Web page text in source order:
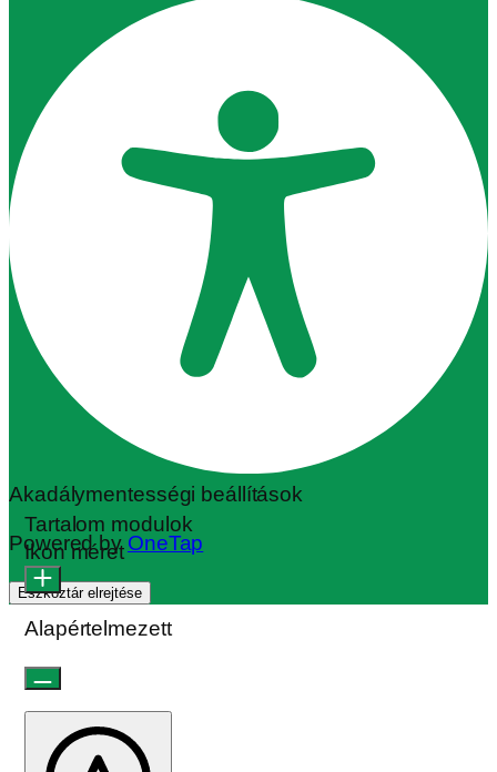
Akadálymentességi beállítások
Powered byOneTap
Eszköztár elrejtése
Tartalom modulok
Ikon méret
Alapértelmezett